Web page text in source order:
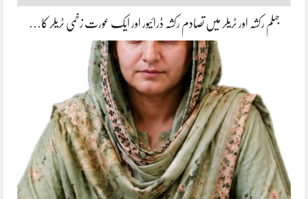
جہلم رکشہ اور ٹریلر میں تصادم رکشہ ڈرائیور اور ایک عورت زخمی ٹریلر کا…